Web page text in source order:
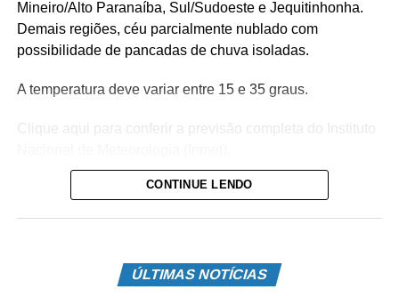
Mineiro/Alto Paranaíba, Sul/Sudoeste e Jequitinhonha.
Demais regiões, céu parcialmente nublado com
possibilidade de pancadas de chuva isoladas.
A temperatura deve variar entre 15 e 35 graus.
Clique aqui para conferir a previsão completa do Instituto
Agência MinasCONTINUE LENDO
ÚLTIMAS NOTÍCIAS